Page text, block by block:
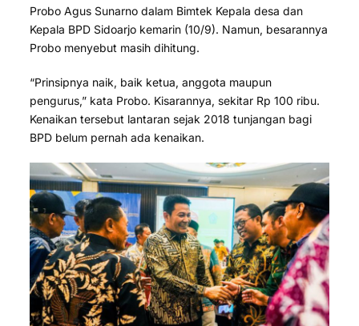
Probo Agus Sunarno dalam Bimtek Kepala desa dan
Kepala BPD Sidoarjo kemarin (10/9). Namun, besarannya
Probo menyebut masih dihitung.
“Prinsipnya naik, baik ketua, anggota maupun
pengurus,” kata Probo. Kisarannya, sekitar Rp 100 ribu.
Kenaikan tersebut lantaran sejak 2018 tunjangan bagi
BPD belum pernah ada kenaikan.